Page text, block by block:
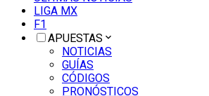
LIGA MX
F1
APUESTAS
NOTICIAS
GUÍAS
CÓDIGOS
PRONÓSTICOS